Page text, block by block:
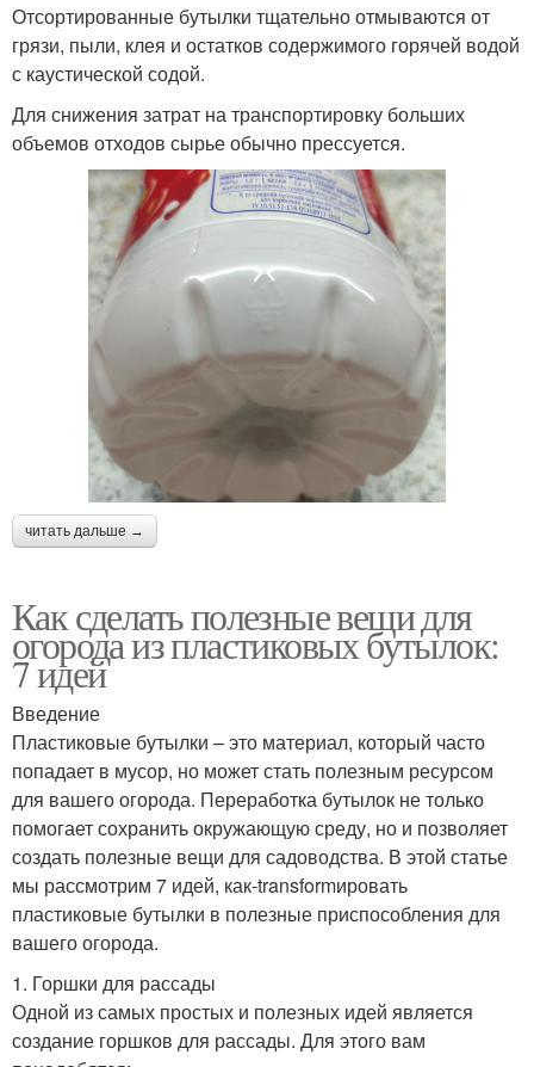
Отсортированные бутылки тщательно отмываются от
грязи, пыли, клея и остатков содержимого горячей водой
с каустической содой.
Для снижения затрат на транспортировку больших
объемов отходов сырье обычно прессуется.
читать дальше →
Как сделать полезные вещи для
огорода из пластиковых бутылок:
7 идей
Введение
Пластиковые бутылки – это материал, который часто
попадает в мусор, но может стать полезным ресурсом
для вашего огорода. Переработка бутылок не только
помогает сохранить окружающую среду, но и позволяет
создать полезные вещи для садоводства. В этой статье
мы рассмотрим 7 идей, как-transformировать
пластиковые бутылки в полезные приспособления для
вашего огорода.
1. Горшки для рассады
Одной из самых простых и полезных идей является
создание горшков для рассады. Для этого вам